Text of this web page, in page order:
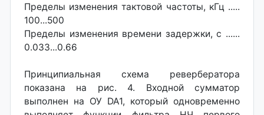
Пределы изменения тактовой частоты, кГц .....
100...500
Пределы изменения времени задержки, с ......
0.033...0.66
Принципиальная схема ревербератора
показана на рис. 4. Входной сумматор
выполнен на ОУ DA1, который одновременно